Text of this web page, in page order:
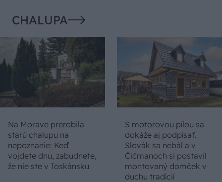
CHALUPA
Na Morave prerobila
starú chalupu na
nepoznanie: Keď
vojdete dnu, zabudnete,
že nie ste v Toskánsku
S motorovou pílou sa
dokáže aj podpísať.
Slovák sa nebál a v
Čičmanoch si postavil
montovaný domček v
duchu tradícií